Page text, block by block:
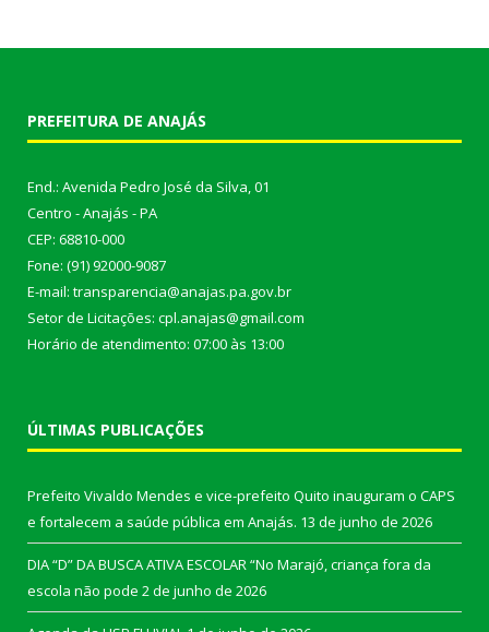
PREFEITURA DE ANAJÁS
End.: Avenida Pedro José da Silva, 01
Centro - Anajás - PA
CEP: 68810-000
Fone: (91) 92000-9087
E-mail: transparencia@anajas.pa.gov.br
Setor de Licitações: cpl.anajas@gmail.com
Horário de atendimento: 07:00 às 13:00
ÚLTIMAS PUBLICAÇÕES
Prefeito Vivaldo Mendes e vice-prefeito Quito inauguram o CAPS
e fortalecem a saúde pública em Anajás. 13 de junho de 2026
DIA “D” DA BUSCA ATIVA ESCOLAR “No Marajó, criança fora da
escola não pode 2 de junho de 2026